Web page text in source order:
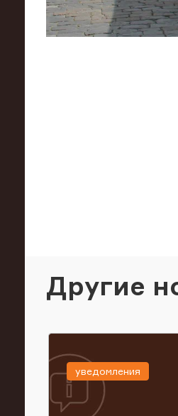
Другие
уведомления